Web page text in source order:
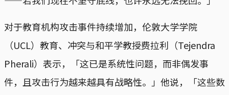
对于教育机构攻击事件持续增加，伦敦大学学院
（UCL）教育、冲突与和平学教授费拉利（Tejendra
Pherali）表示，「这已是系统性问题，而非偶发事
件，且攻击行为越来越具有战略性。」他说，「这些数